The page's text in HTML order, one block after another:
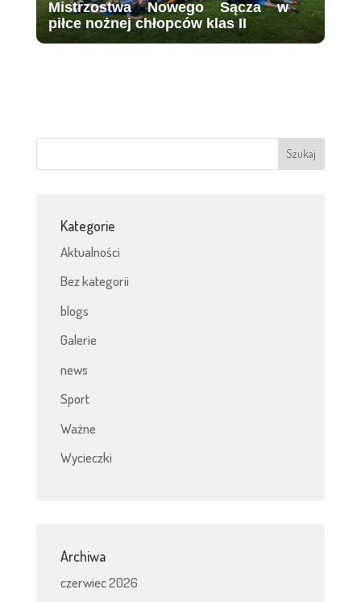
Mistrzostwa Nowego Sącza w
piłce nożnej chłopców klas II
Kategorie
Aktualności
Bez kategorii
blogs
Galerie
news
Sport
Ważne
Wycieczki
Archiwa
czerwiec 2026